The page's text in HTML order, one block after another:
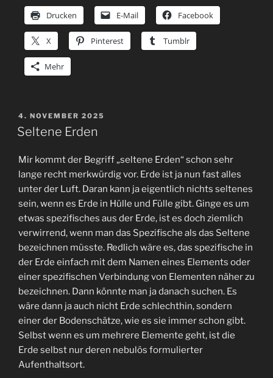
Drucken E-Mail Facebook
X Pinterest Tumblr
Mehr
VERÖFFENTLICHT
AM
4. NOVEMBER 2025
Seltene Erden
Mir kommt der Begriff „seltene Erden“ schon sehr
lange recht merkwürdig vor. Erde ist ja nun fast alles
unter der Luft. Daran kann ja eigentlich nichts seltenes
sein, wenn es Erde in Hülle und Fülle gibt. Ginge es um
etwas spezifisches aus der Erde, ist es doch ziemlich
verwirrend, wenn man das Spezifische als das Seltene
bezeichnen müsste. Redlich wäre es, das spezifische in
der Erde einfach mit dem Namen eines Elements oder
einer spezifischen Verbindung von Elementen näher zu
bezeichnen. Dann könnte man ja danach suchen. Es
wäre dann ja auch nicht Erde schlechthin, sondern
einer der Bodenschätze, wie es sie immer schon gibt.
Selbst wenn es um mehrere Elemente geht, ist die
Erde selbst nur deren nebulös formulierter
Aufenthaltsort.